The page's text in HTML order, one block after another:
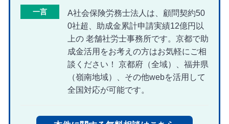
一言
A社会保険労務士法人は、顧問契約50
0社超、助成金累計申請実績12億円以
上の 老舗社労士事務所です。京都で助
成金活用をお考えの方はお気軽にご相
談ください！ 京都府（全域）、福井県
（嶺南地域）、その他webを活用して
全国対応が可能です。